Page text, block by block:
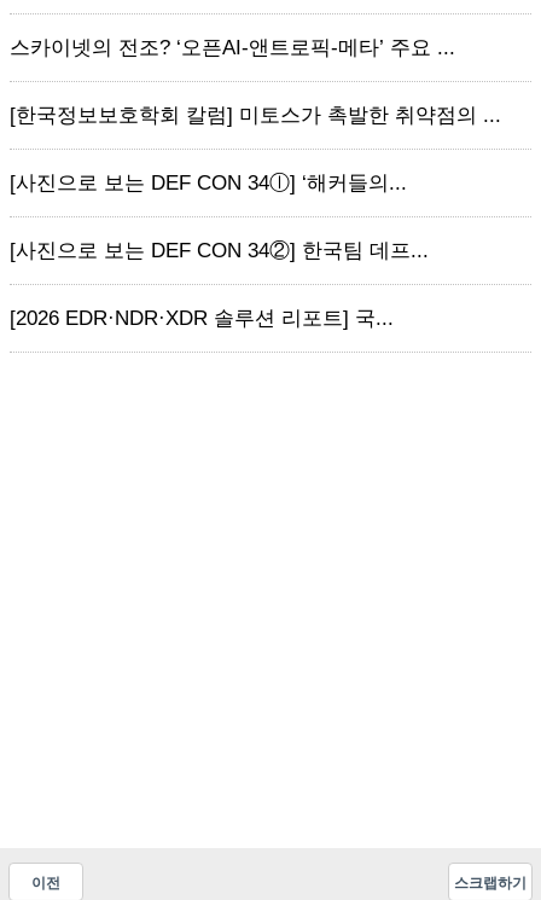
스카이넷의 전조? ‘오픈AI-앤트로픽-메타’ 주요 ...
[한국정보보호학회 칼럼] 미토스가 촉발한 취약점의 ...
[사진으로 보는 DEF CON 34ⓛ] ‘해커들의...
[사진으로 보는 DEF CON 34②] 한국팀 데프...
[2026 EDR·NDR·XDR 솔루션 리포트] 국...
이전 스크랩하기